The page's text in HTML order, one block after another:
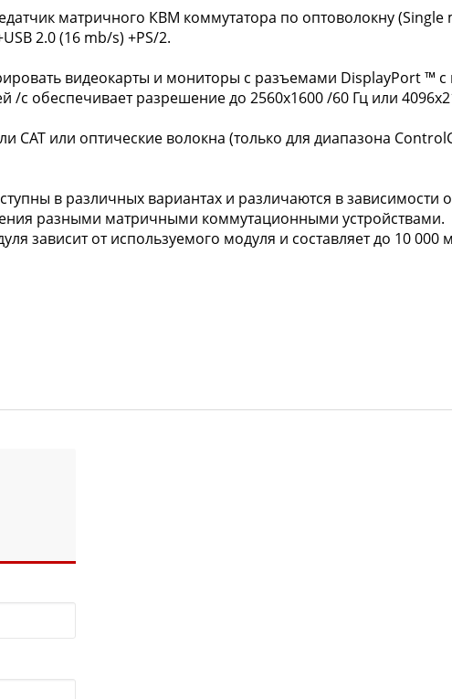
матричного КВМ коммутатора по оптоволокну (Single
2.0 (16 mb/s) +PS/2.
видеокарты и мониторы с разъемами DisplayPort
/с обеспечивает разрешение до 2560x1600 /60 Гц или
CAT или оптические волокна (только для диапазона
в различных вариантах и различаются в
разными матричными коммутационными устройствами.
зависит от используемого модуля и составляет до 10 000